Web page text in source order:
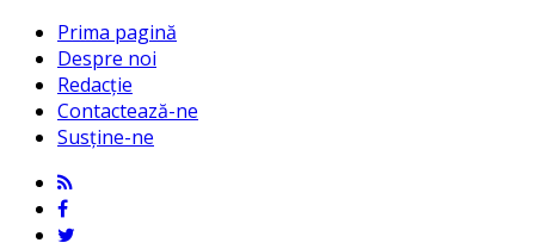
Prima pagină
Despre noi
Redacție
Contactează-ne
Susține-ne